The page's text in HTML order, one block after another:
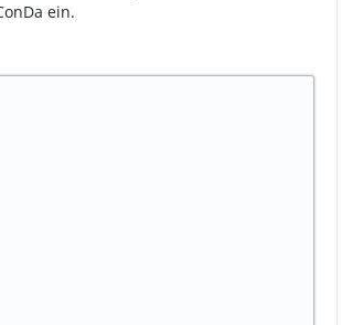
ein.